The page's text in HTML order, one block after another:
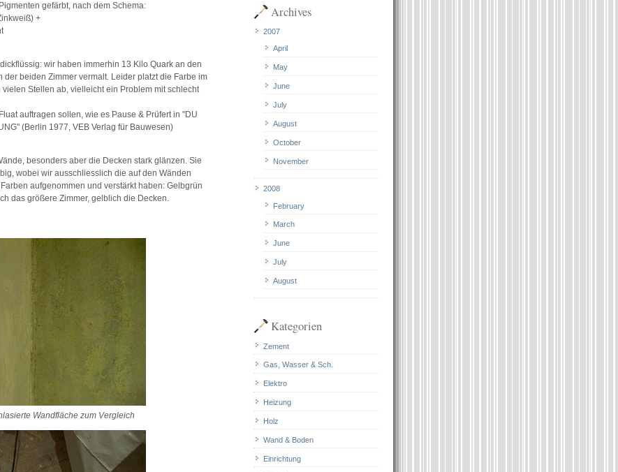
gefärbt, nach dem Schema:
+
wir haben immerhin 13 Kilo Quark an den
der beiden Zimmer vermalt. Leider platzt die Farbe im
vielen Stellen ab, vielleicht ein Problem mit schlecht
auftragen sollen, wie es Pause & Prüfert in "DU
(Berlin 1977, VEB Verlag für Bauwesen)
besonders aber die Decken stark glänzen. Sie
wobei wir ausschliesslich die auf den Wänden
aufgenommen und verstärkt haben: Gelbgrün
das größere Zimmer, gelblich die Decken.
Wandfläche zum Vergleich
Archives
2007
April
May
June
July
August
October
November
2008
February
March
June
July
August
Kategorien
Zement
Gas, Wasser & Sch.
Elektro
Heizung
Holz
Wand & Boden
Einrichtung